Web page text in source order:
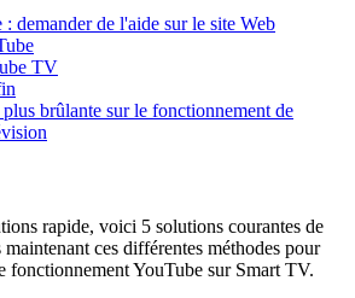
demander de l'aide sur le site Web
TV
brûlante sur le fonctionnement de
rapide, voici 5 solutions courantes de
maintenant ces différentes méthodes pour
fonctionnement YouTube sur Smart TV.